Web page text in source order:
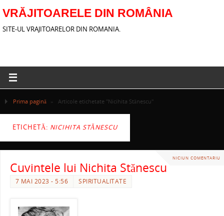
VRĂJITOARELE DIN ROMÂNIA
SITE-UL VRAJITOARELOR DIN ROMANIA.
Prima pagină » Articole etichetate "Nicihita Stănescu"
ETICHETĂ: NICIHITA STĂNESCU
NICIUN COMENTARIU
Cuvintele lui Nichita Stănescu
7 MAI 2023 - 5:56 SPIRITUALITATE